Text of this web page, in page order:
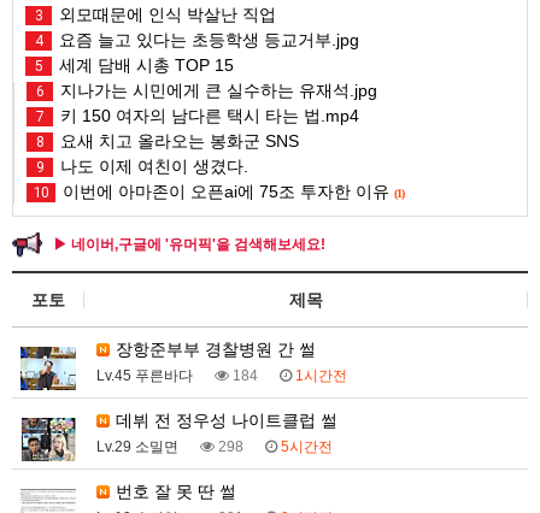
3 외모때문에 인식 박살난 직업
4 요즘 늘고 있다는 초등학생 등교거부.jpg
5 세계 담배 시총 TOP 15
6 지나가는 시민에게 큰 실수하는 유재석.jpg
7 키 150 여자의 남다른 택시 타는 법.mp4
8 요새 치고 올라오는 봉화군 SNS
9 나도 이제 여친이 생겼다.
10 이번에 아마존이 오픈ai에 75조 투자한 이유 (1)
▶ 네이버,구글에 '유머픽'을 검색해보세요!
포토 제목
장항준부부 경찰병원 간 썰
Lv.45 푸른바다 184 1시간전
데뷔 전 정우성 나이트클럽 썰
Lv.29 소밀면 298 5시간전
번호 잘 못 딴 썰